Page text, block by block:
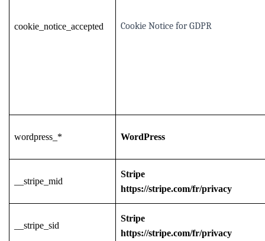
cookie_notice_accepted Cookie Notice for GDPR
wordpress_* WordPress
__stripe_mid
Stripe
https://stripe.com/fr/privacy
__stripe_sid
Stripe
https://stripe.com/fr/privacy